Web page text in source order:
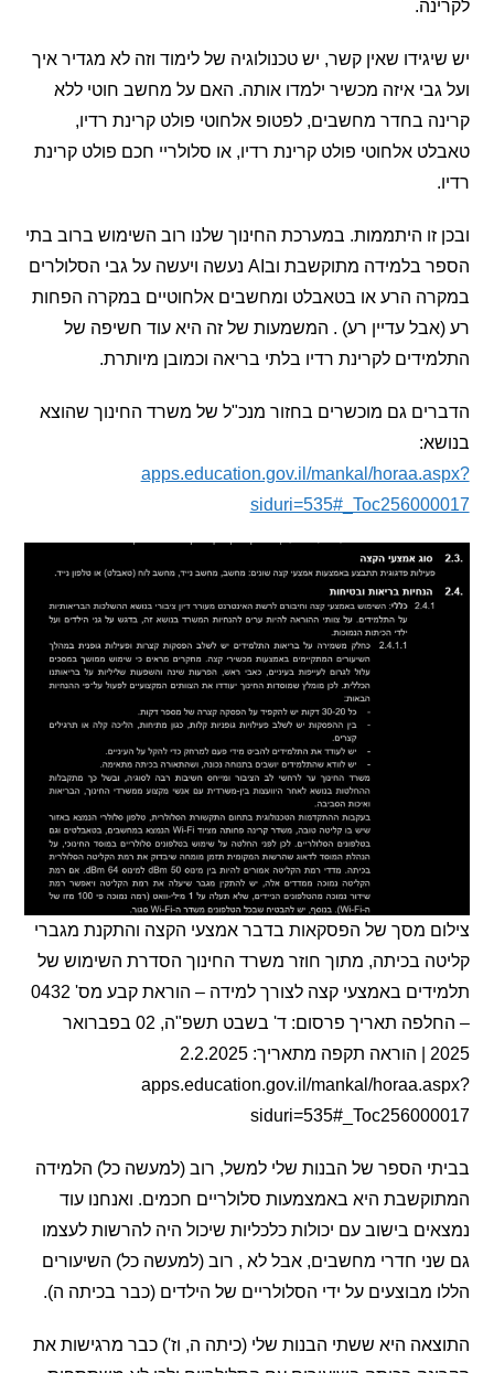
שאין קשר, יש טכנולוגיה של לימוד וזה לא מגדיר איך
איזה מכשיר ילמדו אותה. האם על מחשב חוטי ללא
בחדר מחשבים, לפטופ אלחוטי פולט קרינת רדיו,
אלחוטי פולט קרינת רדיו, או סלולריי חכם פולט קרינת
זו היתממות. במערכת החינוך שלנו רוב השימוש ברובבתי
הספר בלמידה מתוקשבת ובAI נעשה ויעשה על גבי הסלולרים
הרע או בטאבלט ומחשבים אלחוטיים במקרה הפחות
עדיין רע) . המשמעות של זה היא עוד חשיפה של
לקרינת רדיו בלתי בריאה וכמובן מיותרת.
גם מוכשרים בחזור מנכ"ל של משרד החינוך שהוצא
apps.education.gov.il/mankal/
מסך של הפסקאות בדבר אמצעי הקצה והתקנת מגברי
בכיתה, מתוך חוזר משרד החינוך הסדרת השימוש של
תלמידים באמצעי קצה לצורך למידה – הוראת קבע מס' 0432
– החלפה תאריך פרסום: ד' בשבט תשפ"ה, 02 בפברואר
2025 | הוראה תקפה מתאריך: 2.2.2025
apps.education.gov.il/mankal/
הספר של הבנות שלי למשל, רוב (למעשה כל) הלמידה
היא באמצמעות סלולריים חכמים. ואנחנו עוד
בישוב עם יכולות כלכליות שיכול היה להרשות לעצמו
חדרי מחשבים, אבל לא , רוב (למעשה כל) השיעורים
מבוצעים על ידי הסלולריים של הילדים (כבר בכיתה ה).
היא ששתי הבנות שלי (כיתה ה, וז') כבר מרגישות את